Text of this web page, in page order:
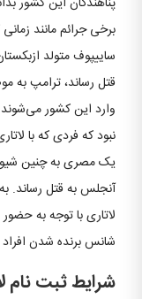
برخی جرائم مانند
ساییپوف متولد
قتل رساند، ترامپ به
وارد این کشور
یک مصری به چنین
آنجلس به قتل رساند.
لاتاری با توجه به
شانس برنده شدن
شرایط ثبت نام